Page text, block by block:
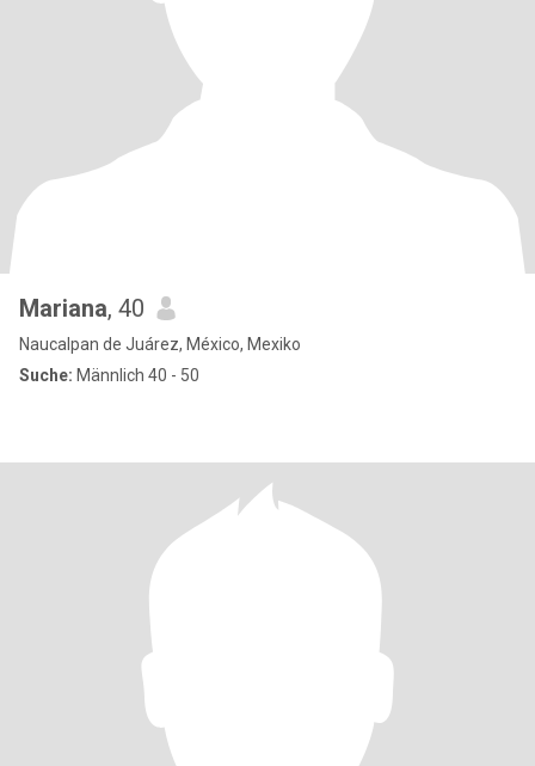
Mariana, 40
Naucalpan de Juárez, México, Mexiko
Suche: Männlich 40 - 50